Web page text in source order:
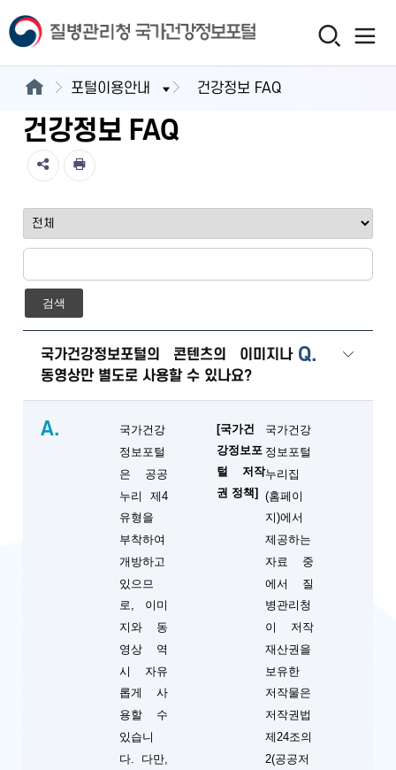
포털이용안내 건강정보 FAQ
건강정보 FAQ
검색
Q.
국가건강정보포털의 콘텐츠의 이미지나
동영상만 별도로 사용할 수 있나요?
A.
국가건강
정보포털
은 공공
누리 제4
유형을
부착하여
개방하고
있으므
로, 이미
지와 동
영상 역
시 자유
롭게 사
용할 수
있습니
다. 다만,
[국가건
강정보포
털 저작
권 정책]
국가건강
정보포털
누리집
(홈페이
지)에서
제공하는
자료 중
에서 질
병관리청
이 저작
재산권을
보유한
저작물은
저작권법
제24조의
2(공공저